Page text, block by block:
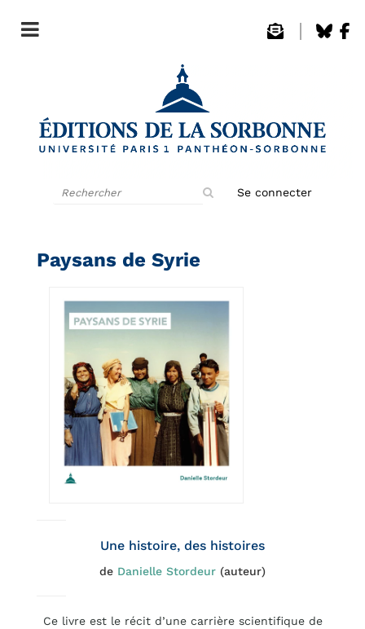
Se connecter
Paysans de Syrie
Une histoire, des histoires
de Danielle Stordeur (auteur)
Ce livre est le récit d’une carrière scientifique de